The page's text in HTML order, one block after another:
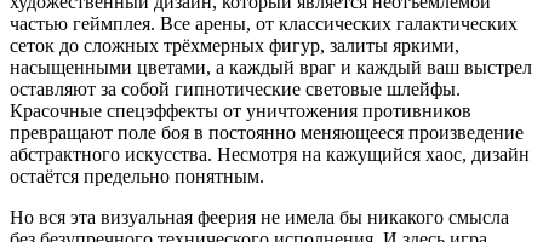
частью геймплея. Все арены, от классических галактических
сеток до сложных трёхмерных фигур, залиты яркими,
насыщенными цветами, а каждый враг и каждый ваш выстрел
оставляют за собой гипнотические световые шлейфы.
Красочные спецэффекты от уничтожения противников
превращают поле боя в постоянно меняющееся произведение
абстрактного искусства. Несмотря на кажущийся хаос, дизайн
остаётся предельно понятным.
Но вся эта визуальная феерия не имела бы никакого смысла